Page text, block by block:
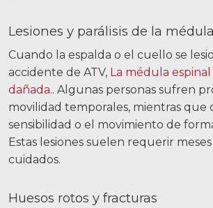
Lesiones y parálisis de la
Cuando la espalda o el cuello se
accidente de ATV, La médula
dañada.. Algunas personas sufren
movilidad temporales, mientras que
sensibilidad o el movimiento de
Estas lesiones suelen requerir
cuidados.
Huesos rotos y fracturas